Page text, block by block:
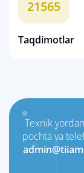
21565
Taqdimotlar
Texnik
pochta va